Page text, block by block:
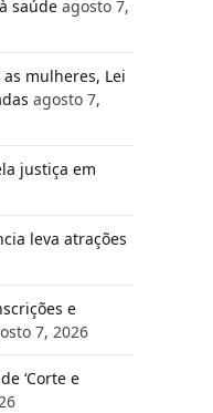
saúde agosto 7,
mulheres, Lei
agosto 7,
justiça em
leva atrações
e
7, 2026
‘Corte e